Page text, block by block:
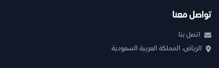
تواصل معنا
اتصل بنا
الرياض، المملكة العربية السعودية